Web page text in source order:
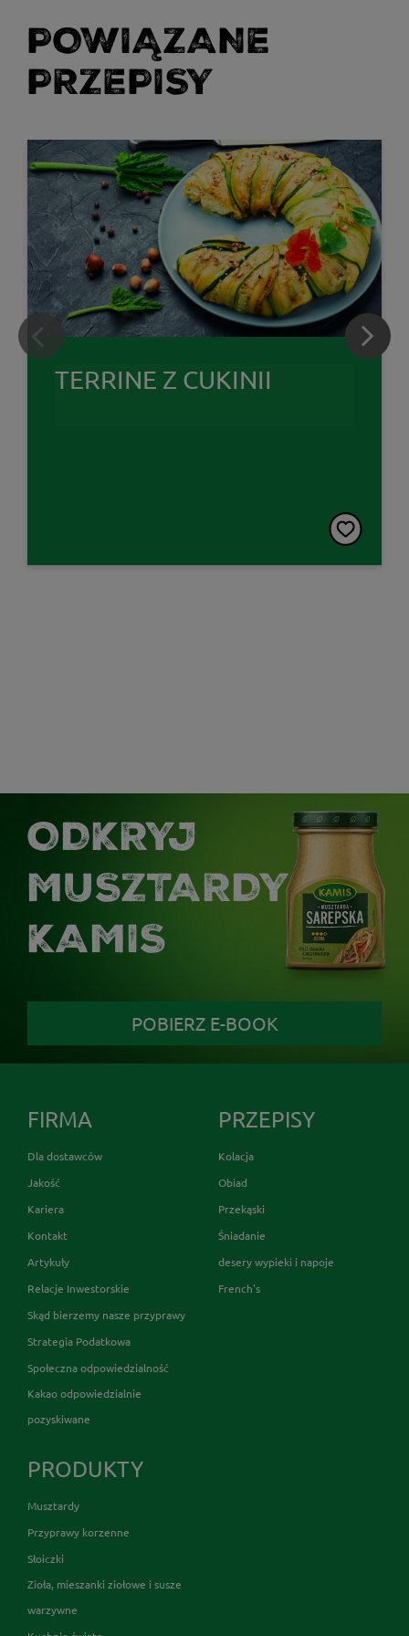
POWIĄZANE
PRZEPISY
TERRINE Z CUKINII
ODKRYJ
MUSZTARDY
KAMIS
POBIERZ E-BOOK
FIRMA
Dla dostawców
Jakość
Kariera
Kontakt
Artykuły
Relacje Inwestorskie
Skąd bierzemy nasze przyprawy
Strategia Podatkowa
Społeczna odpowiedzialność
Kakao odpowiedzialnie
pozyskiwane
PRZEPISY
Kolacja
Obiad
Przekąski
Śniadanie
desery wypieki i napoje
French's
PRODUKTY
Musztardy
Przyprawy korzenne
Słoiczki
Zioła, mieszanki ziołowe i susze
warzywne